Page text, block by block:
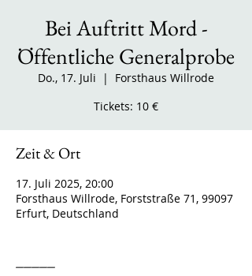
Bei Auftritt Mord -
Öffentliche Generalprobe
Do., 17. Juli
  |
Forsthaus Willrode
Tickets: 10 €
Zeit & Ort
17. Juli 2025, 20:00
Forsthaus Willrode, Forststraße 71, 99097
Erfurt, Deutschland